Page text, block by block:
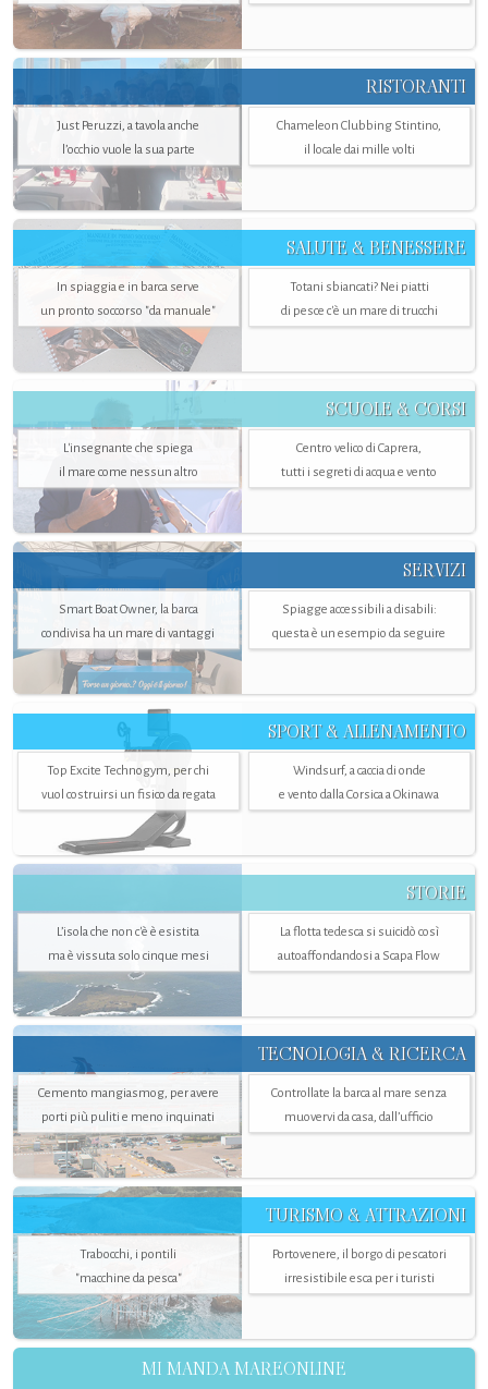
RISTORANTI
Just Peruzzi, a tavola anche
l’occhio vuole la sua parte
Chameleon Clubbing Stintino,
il locale dai mille volti
SALUTE & BENESSERE
In spiaggia e in barca serve
un pronto soccorso "da manuale"
Totani sbiancati? Nei piatti
di pesce c'è un mare di trucchi
SCUOLE & CORSI
L'insegnante che spiega
il mare come nessun altro
Centro velico di Caprera,
tutti i segreti di acqua e vento
SERVIZI
Smart Boat Owner, la barca
condivisa ha un mare di vantaggi
Spiagge accessibili a disabili:
questa è un esempio da seguire
SPORT & ALLENAMENTO
Top Excite Technogym, per chi
vuol costruirsi un fisico da regata
Windsurf, a caccia di onde
e vento dalla Corsica a Okinawa
STORIE
L’isola che non c'è è esistita
ma è vissuta solo cinque mesi
La flotta tedesca si suicidò così
autoaffondandosi a Scapa Flow
TECNOLOGIA & RICERCA
Cemento mangiasmog, per avere
porti più puliti e meno inquinati
Controllate la barca al mare senza
muovervi da casa, dall’ufficio
TURISMO & ATTRAZIONI
Trabocchi, i pontili
"macchine da pesca"
Portovenere, il borgo di pescatori
irresistibile esca per i turisti
MI MANDA MAREONLINE